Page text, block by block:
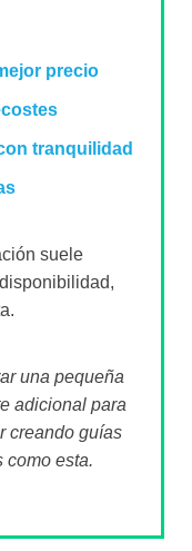
precio
tranquilidad
suele
una pequeña
adicional para
creando guías
como esta.